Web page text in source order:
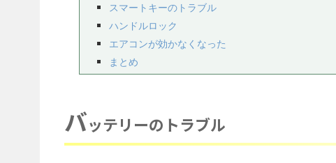
スマートキーのトラブル
ハンドルロック
エアコンが効かなくなった
まとめ
バッテリーのトラブル